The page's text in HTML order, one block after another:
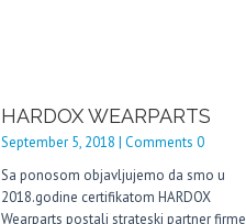
HARDOX WEARPARTS
September 5, 2018 | Comments 0
Sa ponosom objavljujemo da smo u
2018.godine certifikatom HARDOX
Wearparts postali strateski partner firme